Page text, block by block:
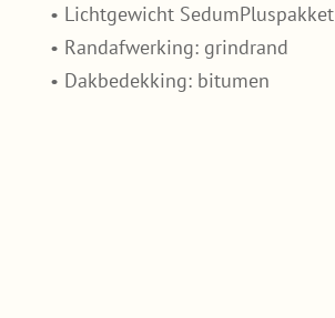
• Lichtgewicht SedumPluspakket
• Randafwerking: grindrand
• Dakbedekking: bitumen